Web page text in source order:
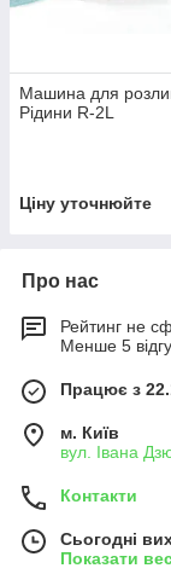
Машина для
Рідини R-2L
Ціну уточнюйте
Про нас
Рейтинг не
Менше 5
Працює з
м. Київ
вул. Івана
Контакти
Сьогодні
Показати